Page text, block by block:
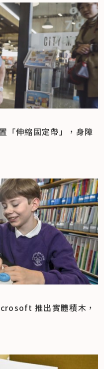
「伸縮固定帶」，身障
推出實體積木，